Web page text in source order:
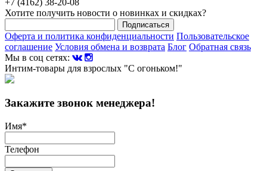
Хотите получить новости о новинках и скидках?
Подписаться
Оферта и политика конфиденциальности Пользовательское
соглашение Условия обмена и возврата Блог Обратная связь
Мы в соц сетях:
Интим-товары для взрослых "С огоньком!"
Закажите звонок менеджера!
Имя*
Телефон